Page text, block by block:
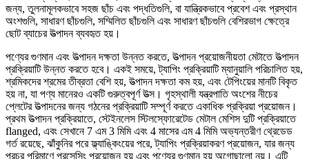
জন্য, তুলনামূলকভাবে সহজ ছাঁচ এবং পদ্ধতিগুলি, বা যান্ত্রিকভাবে প্রবেশ এবং প্রস্থান
অংশগুলি, সাধারণ ছাঁচগুলি, সম্মিলিত ছাঁচগুলি এবং সাধারণ ছাঁচগুলি বেশিরভাগ ক্ষেত্রে
ছোট ব্যাচের উত্পাদন ব্যবহৃত হয়।
পণ্যের গুণমান এবং উত্পাদন দক্ষতা উন্নত করতে, উত্পাদন প্রয়োজনীয়তা মেটাতে উত্পাদন
প্রক্রিয়াটি উন্নত করতে হবে। একই সময়ে, ট্যাপিং প্রক্রিয়াটি ম্যানুয়ালি পরিচালিত হয়,
শ্রমিকদের শ্রমের তীব্রতা বেশি হয়, উত্পাদন দক্ষতা কম হয়, এবং টেপিংয়ের মানটি বিকৃত
হয় না, যা পণ্য মানেরও একটি গুরুত্বপূর্ণ উত্স। গৃহস্থালী যন্ত্রপাতি অংশের নীচের
প্লেটের উত্পাদনের জন্য গঠনের প্রক্রিয়াটি সম্পূর্ণ করতে একাধিক প্রক্রিয়া প্রয়োজন।
প্রথম উত্পাদন প্রক্রিয়াতে, স্টেইনলেস স্টিলস্ফোরেটেড মেটাল মেশিস দুটি প্রক্রিয়াতে
flanged, এবং সেখানে 7 এম 3 মিমি এবং 4 মাসের এম 4 মিমি অভ্যন্তরীণ থ্রেডেড
গর্ত রয়েছে, ঝাঁকুনির পরে ফ্ল্যাঙ্কিংয়ের পরে, ট্যাপিং প্রক্রিয়াকরণ প্রয়োজন, যার জন্য
প্রচুর পরিমাণে প্রসেসিং প্রয়োজন হয় এবং পণ্যের গুণমান হয় অগোছালো নয়। এটি